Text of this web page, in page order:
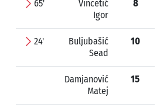
65'
Vincetić
Igor
8
24'
Buljubašić
Sead
10
Damjanović
Matej
15